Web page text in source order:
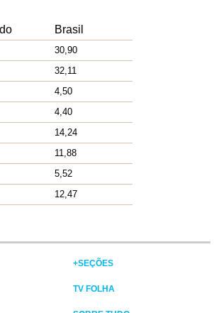
Brasil
30,90
32,11
4,50
4,40
14,24
11,88
5,52
12,47
+SEÇÕES
TV FOLHA